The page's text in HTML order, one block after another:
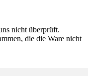
nicht überprüft.
die die Ware nicht